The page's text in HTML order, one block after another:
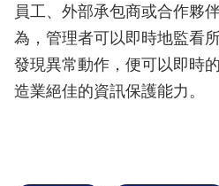
員工、外部承包商或合作夥
為，管理者可以即時地監看
發現異常動作，便可以即時
造業絕佳的資訊保護能力。